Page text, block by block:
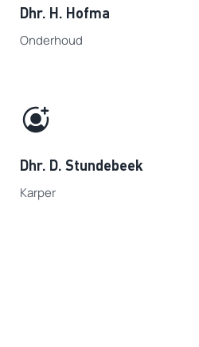
Dhr. H. Hofma
Onderhoud
Dhr. D. Stundebeek
Karper